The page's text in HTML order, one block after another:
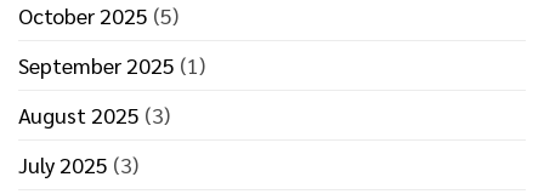
October 2025 (5)
September 2025 (1)
August 2025 (3)
July 2025 (3)